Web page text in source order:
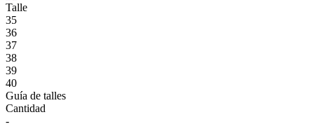
Talle
35
36
37
38
39
40
Guía de talles
Cantidad
-